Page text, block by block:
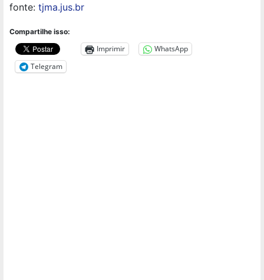
fonte: tjma.jus.br
Compartilhe isso:
Imprimir
WhatsApp
Telegram